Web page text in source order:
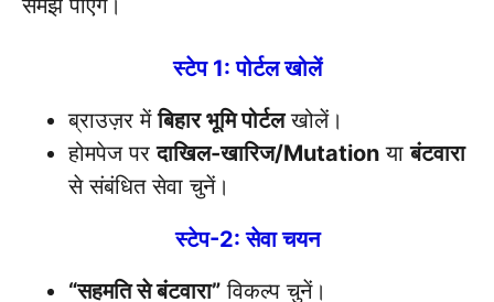
समझ पाएंगे।
स्टेप 1: पोर्टल खोलें
ब्राउज़र मेंबिहार भूमि पोर्टलखोलें।
होमपेज परदाखिल-खारिज/Mutation याबंटवारा
से संबंधित सेवा चुनें।
स्टेप-2: सेवा चयन
“सहमति से बंटवारा” विकल्प चुनें।